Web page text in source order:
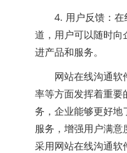
4. 用户反馈：在
道，用户可以随时向
进产品和服务。
网站在线沟通软
率等方面发挥着重要
务，企业能够更好地
服务，增强用户满
采用网站在线沟通软